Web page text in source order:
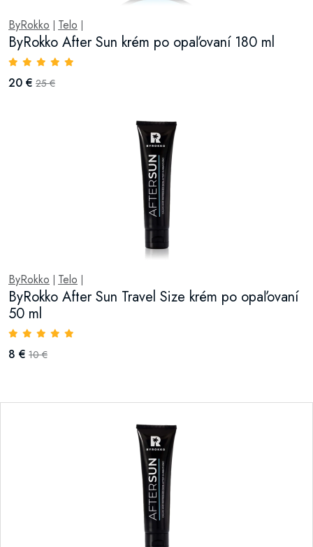
ByRokko Telo
ByRokko After Sun krém po opaľovaní 180 ml
20 € 25 €
ByRokko Telo
ByRokko After Sun Travel Size krém po opaľovaní
50 ml
8 € 10 €